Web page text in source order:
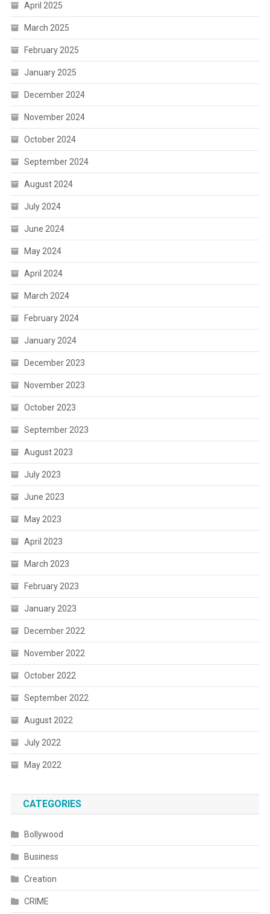
April 2025
March 2025
February 2025
January 2025
December 2024
November 2024
October 2024
September 2024
August 2024
July 2024
June 2024
May 2024
April 2024
March 2024
February 2024
January 2024
December 2023
November 2023
October 2023
September 2023
August 2023
July 2023
June 2023
May 2023
April 2023
March 2023
February 2023
January 2023
December 2022
November 2022
October 2022
September 2022
August 2022
July 2022
May 2022
CATEGORIES
Bollywood
Business
Creation
CRIME